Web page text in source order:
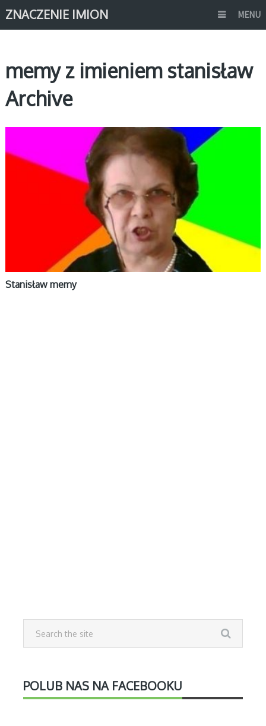
ZNACZENIE IMION MENU
memy z imieniem stanisław
Archive
Stanisław memy
POLUB NAS NA FACEBOOKU